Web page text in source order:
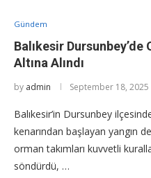
Gündem
Balıkesir Dursunbey’de
Altına Alındı
by admin September 18, 2025
Balıkesir’in Dursunbey
kenarından başlayan yangın
orman takımları kuvvetli
söndürdü, …